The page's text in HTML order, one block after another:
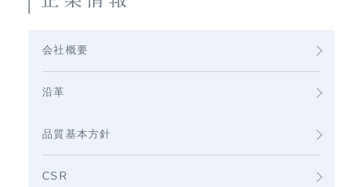
会社概要
沿革
品質基本方針
CSR